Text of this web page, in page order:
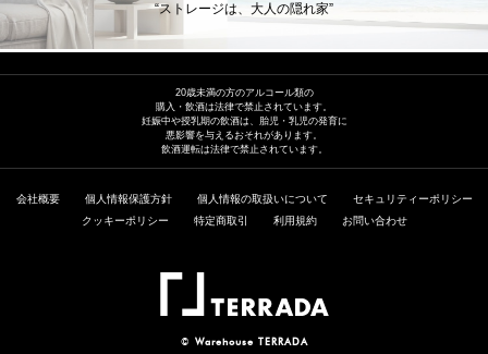
“ストレージは、大人の隠れ家”
20歳未満の方のアルコール類の
購入・飲酒は法律で禁止されています。
妊娠中や授乳期の飲酒は、胎児・乳児の発育に
悪影響を与えるおそれがあります。
飲酒運転は法律で禁止されています。
会社概要 個人情報保護方針 個人情報の取扱いについて
セキュリティーポリシー
クッキーポリシー
特定商取引 利用規約 お問い合わせ
© Warehouse TERRADA